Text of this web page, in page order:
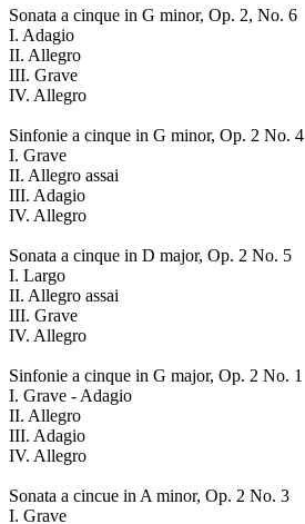
Sonata a cinque in G minor, Op. 2, No. 6
I. Adagio
II. Allegro
III. Grave
IV. Allegro
Sinfonie a cinque in G minor, Op. 2 No. 4
I. Grave
II. Allegro assai
III. Adagio
IV. Allegro
Sonata a cinque in D major, Op. 2 No. 5
I. Largo
II. Allegro assai
III. Grave
IV. Allegro
Sinfonie a cinque in G major, Op. 2 No. 1
I. Grave - Adagio
II. Allegro
III. Adagio
IV. Allegro
Sonata a cincue in A minor, Op. 2 No. 3
I. Grave